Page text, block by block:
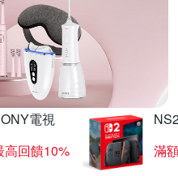
電視
高回饋10%
滿